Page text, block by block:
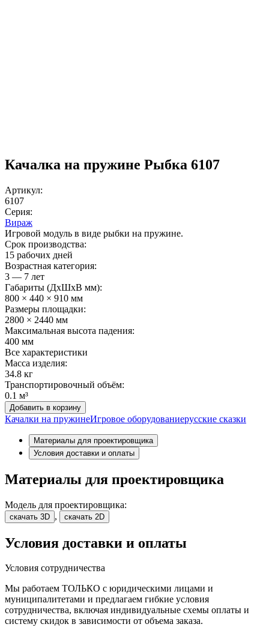
Качалка на пружине Рыбка 6107
Артикул:
6107
Серия:
Вираж
Игровой модуль в виде рыбки на пружине.
Срок производства:
15 рабочих дней
Возрастная категория:
3 — 7 лет
Габариты (ДхШxВ мм):
800 × 440 × 910 мм
Размеры площадки:
2800 × 2440 мм
Максимальная высота падения:
400 мм
Все характеристики
Масса изделия:
34.8 кг
Транспортировочный объём:
0.1 м³
Добавить в корзину
Качалки на пружинеИгровое оборудованиерусские сказки
Материалы для проектировщика
Условия доставки и оплаты
Материалы для проектировщика
Модель для проектировщика:
скачать 3D , скачать 2D
Условия доставки и оплаты
Условия сотрудничества
Мы работаем ТОЛЬКО с юридическими лицами и
муниципалитетами и предлагаем гибкие условия
сотрудничества, включая индивидуальные схемы оплаты и
систему скидок в зависимости от объема заказа.